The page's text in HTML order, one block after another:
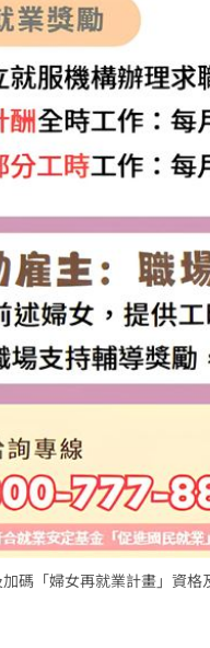
碼「婦女再就業計畫」資